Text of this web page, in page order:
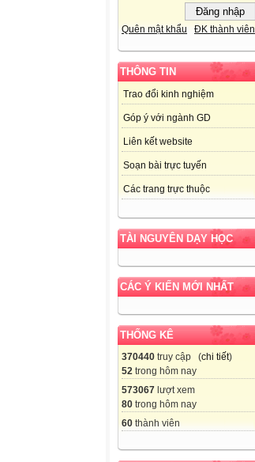
Quên mật khẩu ĐK thành viên
THÔNG TIN
Trao đổi kinh nghiệm
Góp ý với ngành GD
Liên kết website
Soạn bài trực tuyến
Các trang trực thuộc
TÀI NGUYÊN DẠY HỌC
CÁC Ý KIẾN MỚI NHẤT
THỐNG KÊ
370440 truy cập (chi tiết)
52 trong hôm nay
573067 lượt xem
80 trong hôm nay
60 thành viên